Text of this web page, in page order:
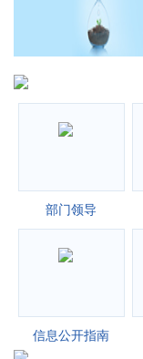
部门领导
信息公开指南